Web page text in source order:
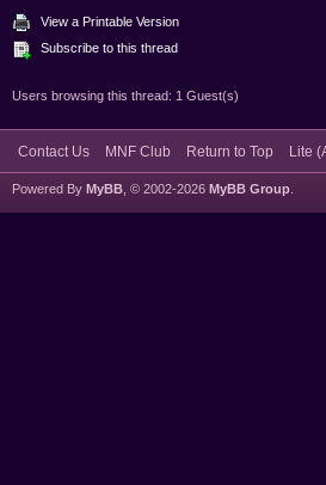
View a Printable Version
Subscribe to this thread
Users browsing this thread: 1 Guest(s)
Contact Us MNF Club Return to Top Lite
Powered By MyBB , © 2002-2026 MyBB Group